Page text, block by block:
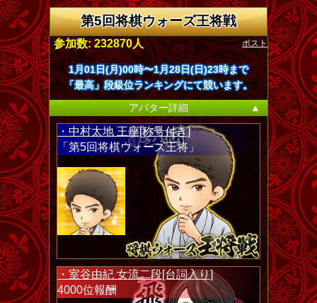
第5回将棋ウォーズ王将戦
ポスト
参加数: 232870人
1月01日(月)00時〜1月28日(日)23時まで
「最高」段級位ランキングにて競います。
アバター詳細
▲
・中村太地 王座[称号付き]
「第5回将棋ウォーズ王将」
・室谷由紀 女流二段[台詞入り]
4000位報酬